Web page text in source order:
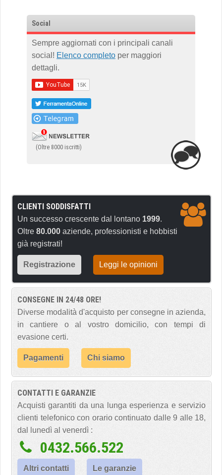
Social
Sempre aggiornati con i principali canali
social! Elenco completo per maggiori
dettagli.
(Oltre 8000 iscritti)
CLIENTI SODDISFATTI
Un successo crescente dal lontano 1999.
Oltre 80.000 aziende, professionisti e hobbisti
già registrati!
Registrazione Leggi le opinioni
CONSEGNE IN 24/48 ORE!
Diverse modalità d'acquisto per consegne in azienda,
in cantiere o al vostro domicilio, con tempi di
evasione certi.
Pagamenti Chi siamo
CONTATTI E GARANZIE
Acquisti garantiti da una lunga esperienza e servizio
clienti telefonico con orario continuato dalle 9 alle 18,
dal lunedì al venerdì :
0432.566.522
Altri contatti Le garanzie